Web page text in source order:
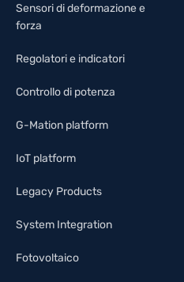
Sensori di deformazione e
forza
Regolatori e indicatori
Controllo di potenza
G-Mation platform
IoT platform
Legacy Products
System Integration
Fotovoltaico